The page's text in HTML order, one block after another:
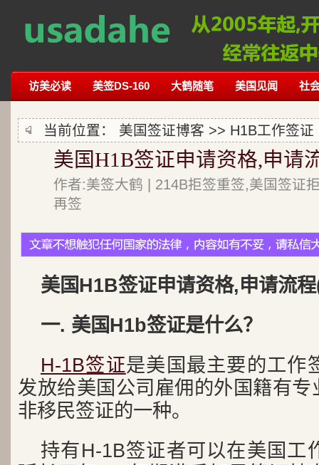
访美必读 美签DS-160 大鹤随笔 美国见闻 社
当前位置： 美国签证博客 >> H1B工作签证
美国H1B签证申请资格,申请
作者:美签大鹤 | 214B拒签重签,美国签证
再签
美国H1B签证申请资格,申请流
一. 美国H1b签证是什么？
H-1B签证是美国最主要的工作
发放给美国公司雇佣的外国籍有
非移民签证的一种。
持有H-1B签证者可以在美国工